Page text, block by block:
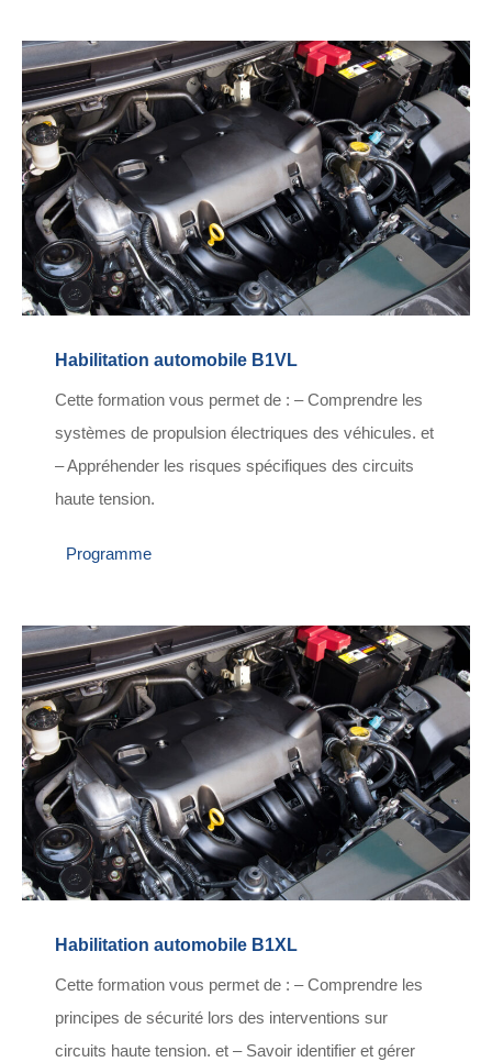
Habilitation automobile B1VL
Cette formation vous permet de : – Comprendre les
systèmes de propulsion électriques des véhicules. et
– Appréhender les risques spécifiques des circuits
haute tension.
Programme
Habilitation automobile B1XL
Cette formation vous permet de : – Comprendre les
principes de sécurité lors des interventions sur
circuits haute tension. et – Savoir identifier et gérer